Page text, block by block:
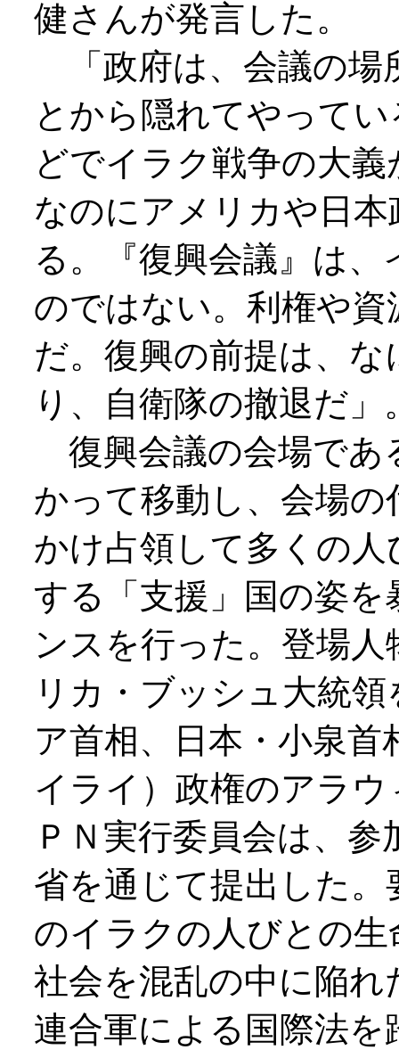
健さんが発言した。
「政府は、会議の場
とから隠れてやって
どでイラク戦争の大
なのにアメリカや日
る。『復興会議』は
のではない。利権や
だ。復興の前提は、
り、自衛隊の撤退だ」
復興会議の会場であ
かって移動し、会場
かけ占領して多くの
する「支援」国の姿
ンスを行った。登場
リカ・ブッシュ大統
ア首相、日本・小泉
イライ）政権のアラ
ＰＮ実行委員会は、
省を通じて提出した
のイラクの人びとの
社会を混乱の中に陥
連合軍による国際法